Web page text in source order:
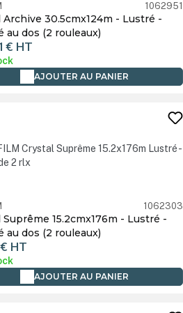
1062951
Archive 30.5cmx124m - Lustré -
au dos (2 rouleaux)
€ HT
AJOUTER AU PANIER
1062303
Suprême 15.2cmx176m - Lustré -
au dos (2 rouleaux)
HT
AJOUTER AU PANIER